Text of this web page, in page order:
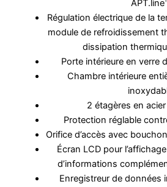
Régulation électrique de la
module de refroidissement
dissipation
Porte intérieure en verre
Chambre intérieure
2 étagères en
Protection réglable
Orifice d’accès avec
Écran LCD pour
d’informations
Enregistreur de données